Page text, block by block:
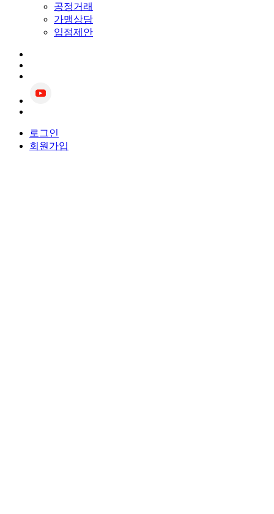
공정거래
가맹상담
입점제안
로그인
회원가입